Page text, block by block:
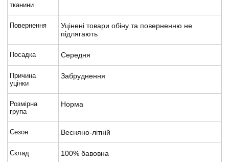
тканини
Повернення
Уцінені товари обіну та поверненню не
підлягають
Посадка Середня
Причина
уцінки
Забруднення
Розмірна
група
Норма
Сезон Весняно-літній
Склад 100% бавовна